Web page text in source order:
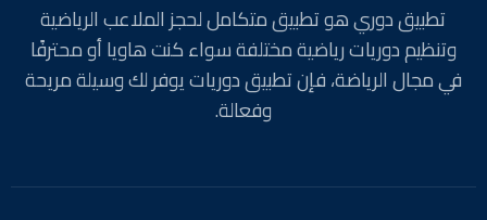
تطبيق دوري هو تطبيق متكامل لحجز الملاعب الرياضية
وتنظيم دوريات رياضية مختلفة سواء كنت هاويا أو محترفًا
في مجال الرياضة، فإن تطبيق دوريات يوفر لك وسيلة مريحة
وفعالة.